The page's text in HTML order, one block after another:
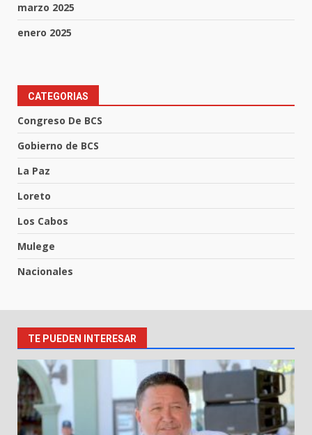
marzo 2025
enero 2025
CATEGORIAS
Congreso De BCS
Gobierno de BCS
La Paz
Loreto
Los Cabos
Mulege
Nacionales
TE PUEDEN INTERESAR